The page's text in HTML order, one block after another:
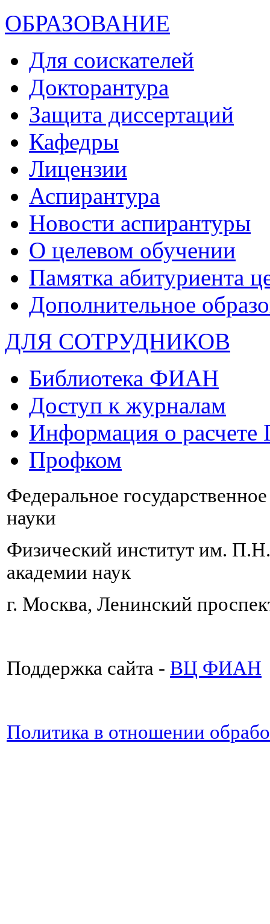
ОБРАЗОВАНИЕ
Для соискателей
Докторантура
Защита диссертаций
Кафедры
Лицензии
Аспирантура
Новости аспирантуры
О целевом обучении
Памятка абитуриента
Дополнительное
ДЛЯ СОТРУДНИКОВ
Библиотека ФИАН
Доступ к журналам
Информация о
Профком
Федеральное
науки
Физический институт им.
академии наук
г. Москва, Ленинский
Поддержка сайта - ВЦ ФИАН
Политика в отношении